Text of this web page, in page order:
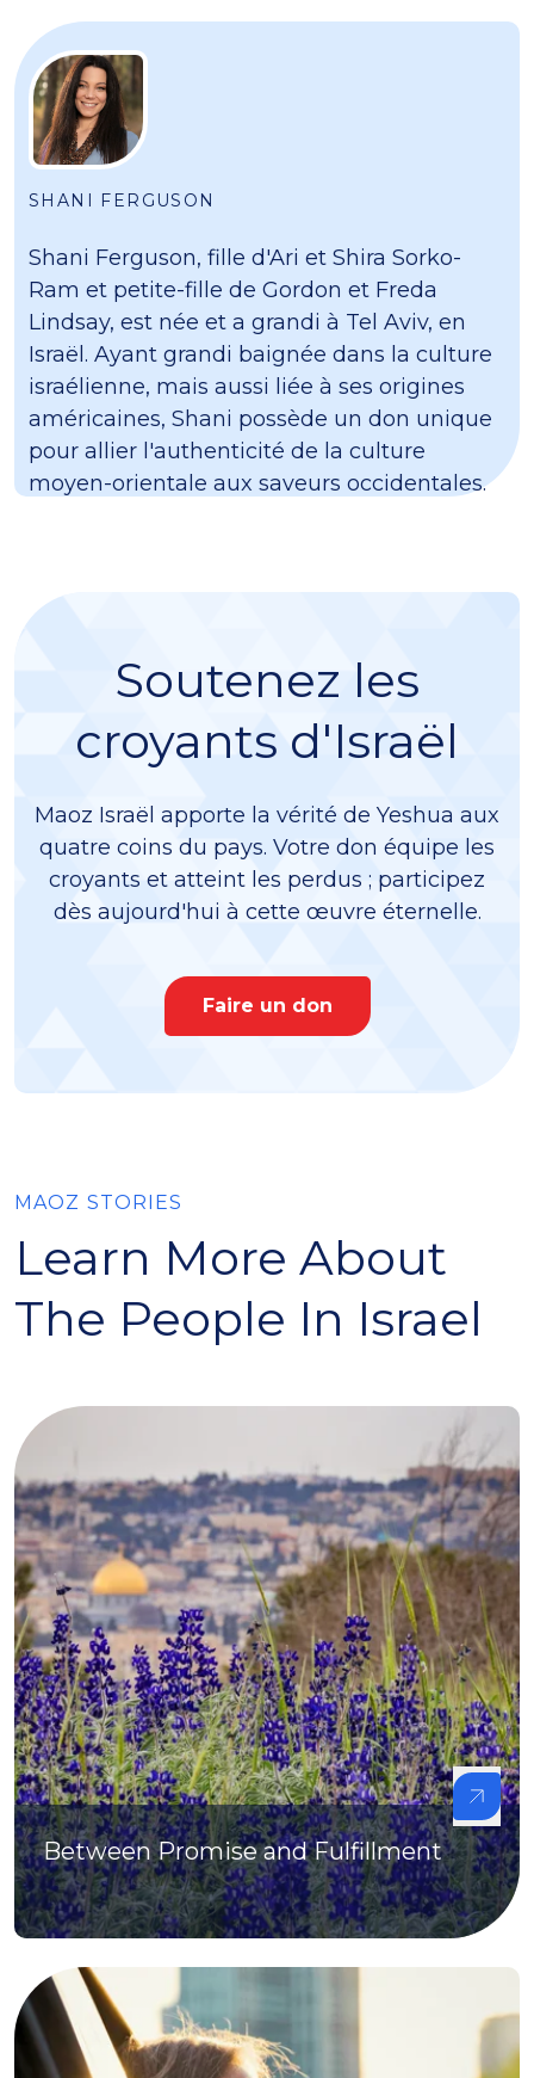
SHANI FERGUSON
Shani Ferguson, fille d'Ari et Shira Sorko-
Ram et petite-fille de Gordon et Freda
Lindsay, est née et a grandi à Tel Aviv, en
Israël. Ayant grandi baignée dans la culture
israélienne, mais aussi liée à ses origines
américaines, Shani possède un don unique
pour allier l'authenticité de la culture
moyen-orientale aux saveurs occidentales.
Soutenez les
croyants d'Israël
Maoz Israël apporte la vérité de Yeshua aux
quatre coins du pays. Votre don équipe les
croyants et atteint les perdus ; participez
dès aujourd'hui à cette œuvre éternelle.
Faire un don
MAOZ STORIES
Learn More About
The People In Israel
Between Promise and Fulfillment